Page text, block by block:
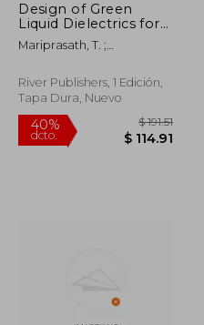
Design of Green
Liquid Dielectrics for
Transformers: An
Experimental
Biodegradable
Insulating Materials
(River Publishers
Series in
Mariprasath, T. ;
Saraswathi, Perumal
River Publishers, 1 Edición,
Tapa Dura, Nuevo